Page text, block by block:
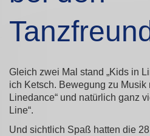
Gleich zwei Mal stand „Kids in
ich Ketsch. Bewegung zu Musik
Linedance“ und natürlich ganz
Line“.
Und sichtlich Spaß hatten die